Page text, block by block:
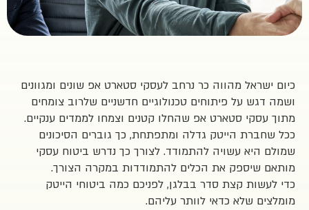
כיום ישראל מהווה כר נרחב לעסקי סטארט אפ שונים ומגוונים
ושמה דגש על פיתוחים טכנולוגיים חדשניים שלרוב צומחים
מתוך עסקי סטארט אפ שהחלו קטנים וצמחו לממדים ענקיים.
ככל שחברת הייטק גדלה ומתפתחת, כך גוברים הסיכונים
שמולם היא עשויה להתמודד. לצורך כך נדרש ביטוח עסקי
מותאם שיספק את הכלים להתמודדות במקרה הצורך.
כדי לעשות קצת סדר בבלגן, לפניכם כמה ביטוחי הייטק
מומלצים שלא כדאי לוותר עליהם.